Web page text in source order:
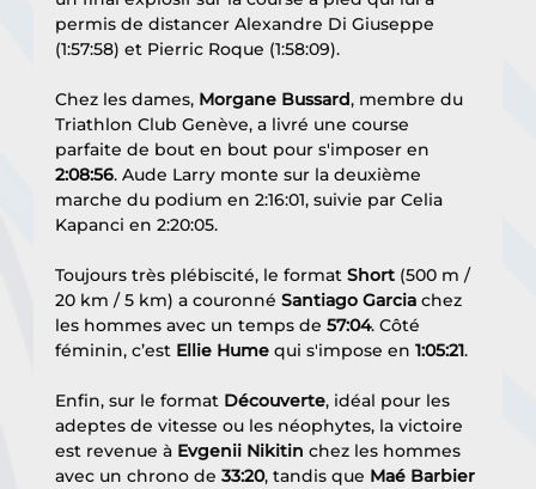
permis de distancer Alexandre Di Giuseppe
(1:57:58) et Pierric Roque (1:58:09).
Chez les dames, Morgane Bussard, membre du
Triathlon Club Genève, a livré une course
parfaite de bout en bout pour s'imposer en
2:08:56. Aude Larry monte sur la deuxième
marche du podium en 2:16:01, suivie par Celia
Kapanci en 2:20:05.
Toujours très plébiscité, le format Short (500 m /
20 km / 5 km) a couronné Santiago Garcia chez
les hommes avec un temps de 57:04. Côté
féminin, c’est Ellie Hume qui s'impose en 1:05:21.
Enfin, sur le format Découverte, idéal pour les
adeptes de vitesse ou les néophytes, la victoire
est revenue à Evgenii Nikitin chez les hommes
avec un chrono de 33:20, tandis que Maé Barbier